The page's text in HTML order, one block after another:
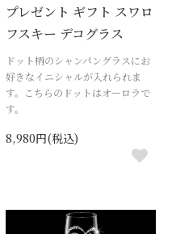
プレゼント ギフト スワロ
フスキー デコグラス
ドット柄のシャンパングラスにお
好きなイニシャルが入れられま
す。こちらのドットはオーロラで
す。
8,980円(税込)